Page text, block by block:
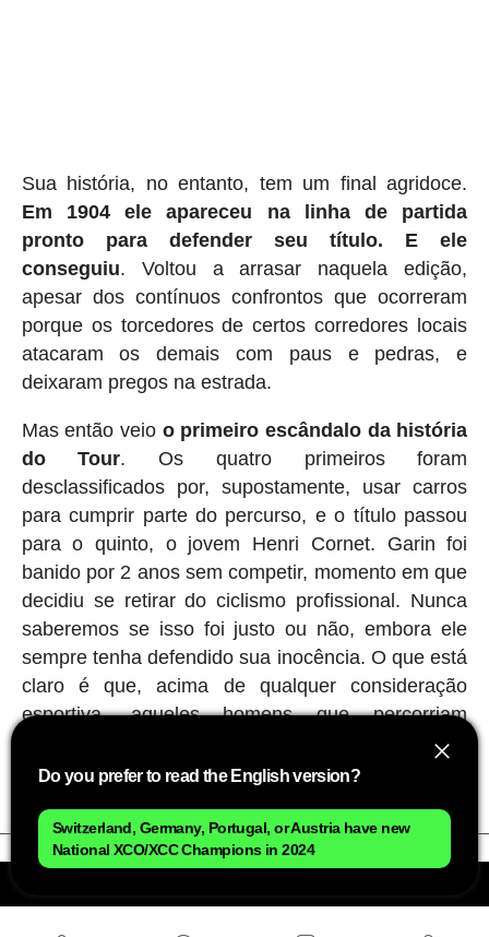
Sua história, no entanto, tem um final agridoce.
Em 1904 ele apareceu na linha de partida
pronto para defender seu título. E ele
conseguiu. Voltou a arrasar naquela edição,
apesar dos contínuos confrontos que ocorreram
porque os torcedores de certos corredores locais
atacaram os demais com paus e pedras, e
deixaram pregos na estrada.
Mas então veio o primeiro escândalo da história
do Tour. Os quatro primeiros foram
desclassificados por, supostamente, usar carros
para cumprir parte do percurso, e o título passou
para o quinto, o jovem Henri Cornet. Garin foi
banido por 2 anos sem competir, momento em que
decidiu se retirar do ciclismo profissional. Nunca
saberemos se isso foi justo ou não, embora ele
sempre tenha defendido sua inocência. O que está
claro é que, acima de qualquer consideração
esportiva, aqueles homens que percorriam
distâncias impossíveis puxando com suas pernas
‘máquinas pesadas' eram verdadeiros titãs.
Do you prefer to read the English version?
Switzerland, Germany, Portugal, or Austria have new
National XCO/XCC Champions in 2024